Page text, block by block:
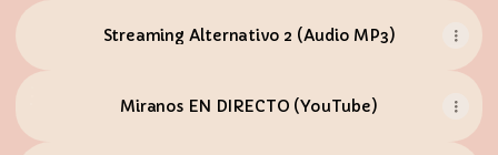
Streaming Alternativo 2 (Audio MP3)
Miranos EN DIRECTO (YouTube)